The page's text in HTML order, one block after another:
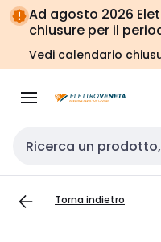
Vai alla
navigazione
Vai
alla
pagina
Ad agosto 2026
chiusure per il
Vedi calendario
Cerca input
Torna indietro